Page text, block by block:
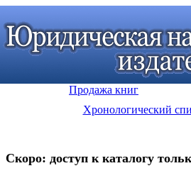
Продажа книг
Хронологический
Скоро: доступ к каталогу